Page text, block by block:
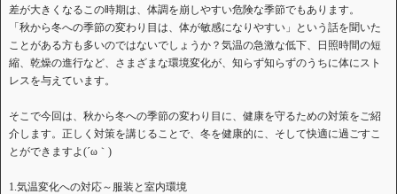
差が大きくなるこの時期は、体調を崩しやすい危険な季節でもあります。
「秋から冬への季節の変わり目は、体が敏感になりやすい」という話を聞いた
ことがある方も多いのではないでしょうか？気温の急激な低下、日照時間の短
縮、乾燥の進行など、さまざまな環境変化が、知らず知らずのうちに体にスト
レスを与えています。
そこで今回は、秋から冬への季節の変わり目に、健康を守るための対策をご紹
介します。正しく対策を講じることで、冬を健康的に、そして快適に過ごすこ
とができますよ(´ω｀)
1.気温変化への対応～服装と室内環境